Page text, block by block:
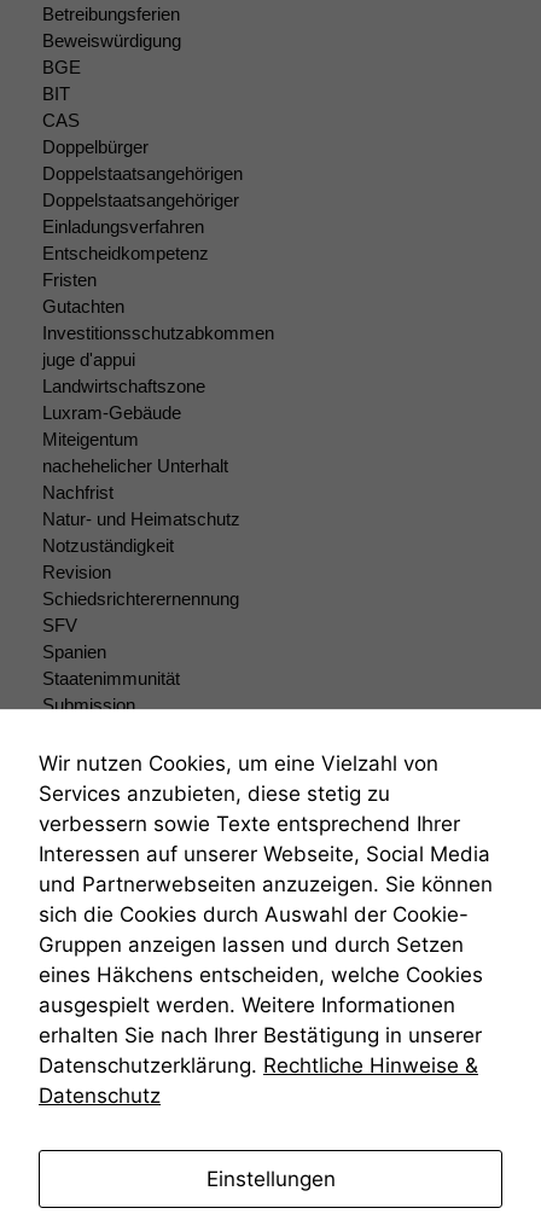
Betreibungsferien
Beweiswürdigung
BGE
BIT
CAS
Doppelbürger
Doppelstaatsangehörigen
Doppelstaatsangehöriger
Einladungsverfahren
Entscheidkompetenz
Fristen
Gutachten
Investitionsschutzabkommen
juge d'appui
Landwirtschaftszone
Luxram-Gebäude
Miteigentum
nachehelicher Unterhalt
Nachfrist
Natur- und Heimatschutz
Notzuständigkeit
Revision
Schiedsrichterernennung
SFV
Spanien
Staatenimmunität
Submission
Teilungsklage
Venezuela
VRK
Wiederherstellungsanordnung
Zivilprozessordnung
ZPO
Zustellfiktion
Zuständigkeit
Öffentliches Personalrecht
Öffentlichkeitsprinzip
Wir nutzen Cookies, um eine Vielzahl von
Services anzubieten, diese stetig zu
verbessern sowie Texte entsprechend Ihrer
Interessen auf unserer Webseite, Social Media
und Partnerwebseiten anzuzeigen. Sie können
sich die Cookies durch Auswahl der Cookie-
Gruppen anzeigen lassen und durch Setzen
eines Häkchens entscheiden, welche Cookies
ausgespielt werden. Weitere Informationen
erhalten Sie nach Ihrer Bestätigung in unserer
Datenschutzerklärung. Rechtliche Hinweise &
Datenschutz
Einstellungen